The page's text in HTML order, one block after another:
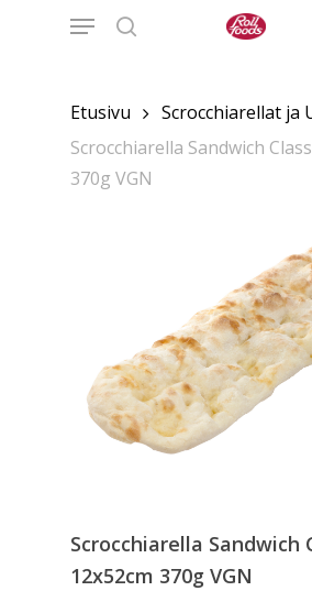
Menu
Etusivu
Scrocchiarellat ja
Scrocchiarella Sandwich
370g VGN
Scrocchiarella Sandwich
12x52cm 370g VGN